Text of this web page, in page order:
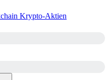
Krypto-Aktien